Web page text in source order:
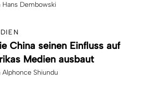
Hans Dembowski
China seinen Einfluss auf
Medien ausbaut
Alphonce Shiundu